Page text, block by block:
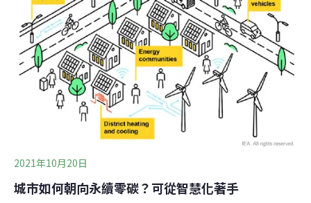
2021年10月20日
城市如何朝向永續零碳？可從智慧化著手